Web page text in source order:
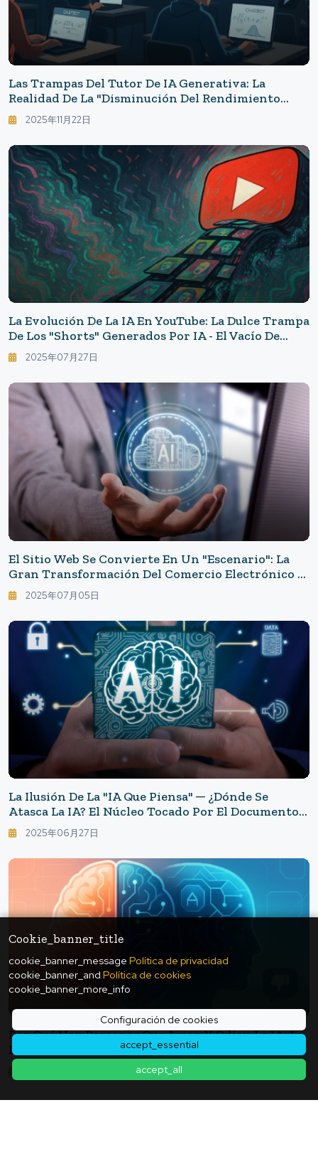
Cookie_banner_title
cookie_banner_message Política de privacidad
cookie_banner_and Política de cookies
cookie_banner_more_info
Configuración de cookies
accept_essential
accept_all
Las Trampas Del Tutor De IA Generativa: La
Realidad De La "disminución Del Rendimiento
Académico" Que Indica Una Tasa De Detección De
Errores Del 15%
2025年11月22日
La Evolución De La IA En YouTube: La Dulce Trampa
De Los "Shorts" Generados Por IA - El Vacío De
Contenido Que Avanza Tras El Dominio De Los
Espectadores
2025年07月27日
El Sitio Web Se Convierte En Un "escenario": La
Gran Transformación Del Comercio Electrónico Y
El Marketing En La Era De La IA Generativa
2025年07月05日
La Ilusión De La "IA Que Piensa" ─ ¿Dónde Se
Atasca La IA? El Núcleo Tocado Por El Documento
De Apple Y El Informe De CNBC
2025年06月27日
Por Qué Hay Personas Que Aman Y Odian La IA: La
División Que Muestran La Neurociencia Y Las
Redes Sociales - Teoría Del Diseño De
Transparencia, Elección Y Responsabilidad